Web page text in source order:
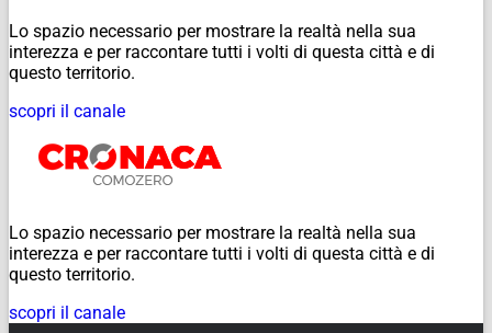
Lo spazio necessario per mostrare la realtà nella sua
interezza e per raccontare tutti i volti di questa città e di
questo territorio.
scopri il canale
Lo spazio necessario per mostrare la realtà nella sua
interezza e per raccontare tutti i volti di questa città e di
questo territorio.
scopri il canale